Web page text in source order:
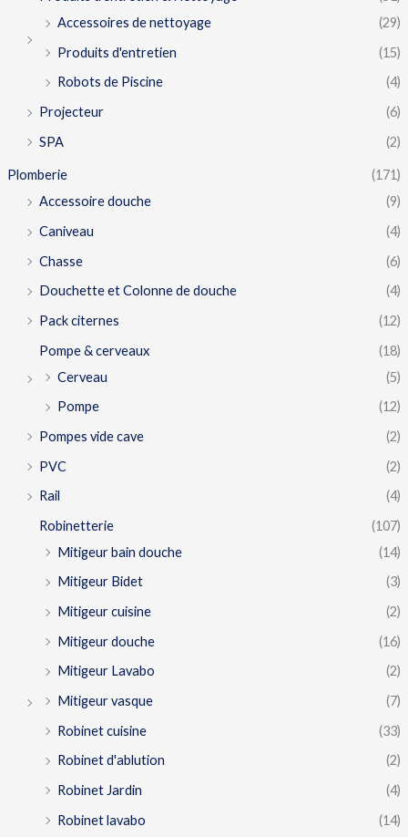
Accessoires de nettoyage
(29)
Produits d'entretien
(15)
Robots de Piscine
(4)
Projecteur
(6)
SPA
(2)
Plomberie
(171)
Accessoire douche
(9)
Caniveau
(4)
Chasse
(6)
Douchette et Colonne de douche
(4)
Pack citernes
(12)
Pompe & cerveaux
(18)
Cerveau
(5)
Pompe
(12)
Pompes vide cave
(2)
PVC
(2)
Rail
(4)
Robinetterie
(107)
Mitigeur bain douche
(14)
Mitigeur Bidet
(3)
Mitigeur cuisine
(2)
Mitigeur douche
(16)
Mitigeur Lavabo
(2)
Mitigeur vasque
(7)
Robinet cuisine
(33)
Robinet d'ablution
(2)
Robinet Jardin
(4)
Robinet lavabo
(14)